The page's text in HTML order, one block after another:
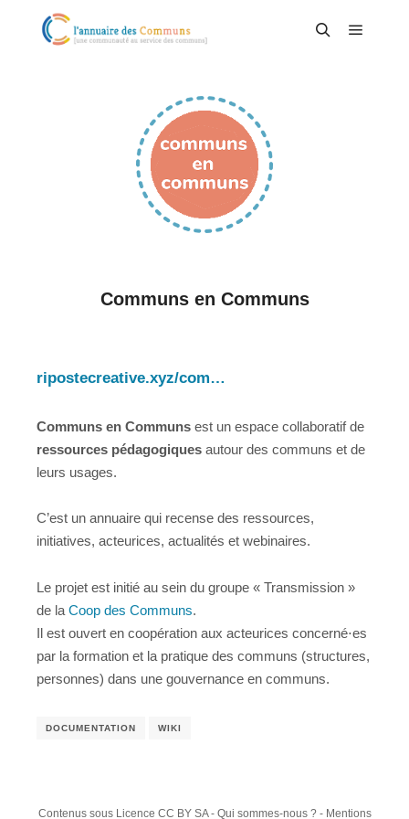
Communs en Communs
ripostecreative.xyz/com…
Communs en Communs est un espace collaboratif de
ressources pédagogiques autour des communs et de
leurs usages.
C’est un annuaire qui recense des ressources,
initiatives, acteurices, actualités et webinaires.
Le projet est initié au sein du groupe « Transmission »
de la Coop des Communs.
Il est ouvert en coopération aux acteurices concerné⋅es
par la formation et la pratique des communs (structures,
personnes) dans une gouvernance en communs.
DOCUMENTATION WIKI
Contenus sous Licence CC BY SA- Qui sommes-nous ?- Mentions